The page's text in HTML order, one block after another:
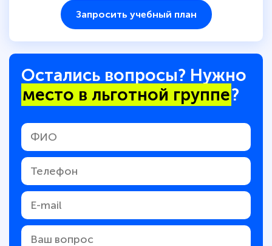
Запросить учебный план
Остались вопросы? Нужно
место в льготной группе?